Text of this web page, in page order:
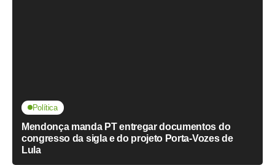
Política
Mendonça manda PT entregar documentos do
congresso da sigla e do projeto Porta-Vozes de
Lula